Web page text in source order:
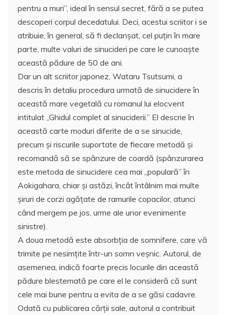
pentru a muri”, ideal în sensul secret, fără a se putea
descoperi corpul decedatului. Deci, acestui scriitor i se
atribuie, în general, să fi declanşat, cel puţin în mare
parte, multe valuri de sinucideri pe care le cunoaşte
această pădure de 50 de ani.
Dar un alt scriitor japonez, Wataru Tsutsumi, a
descris în detaliu procedura urmată de sinucidere în
această mare vegetală cu romanul lui elocvent
intitulat „Ghidul complet al sinuciderii.” El descrie în
această carte moduri diferite de a se sinucide,
precum şi riscurile suportate de fiecare metodă şi
recomandă să se spânzure de coardă (spânzurarea
este metoda de sinucidere cea mai „populară” în
Aokigahara, chiar şi astăzi, încât întâlnim mai multe
şiruri de corzi agăţate de ramurile copacilor, atunci
când mergem pe jos, urme ale unor evenimente
sinistre).
A doua metodă este absorbţia de somnifere, care vă
trimite pe nesimţite într-un somn veşnic. Autorul, de
asemenea, indică foarte precis locurile din această
pădure blestemată pe care el le consideră că sunt
cele mai bune pentru a evita de a se găsi cadavre.
Odată cu publicarea cărţii sale, autorul a contribuit